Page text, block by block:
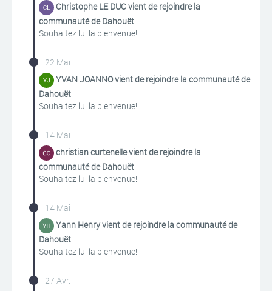
Christophe LE DUC vient de rejoindre la
communauté de Dahouët
Souhaitez lui la bienvenue!
22 Mai
YVAN JOANNO vient de rejoindre la communauté de
Dahouët
Souhaitez lui la bienvenue!
14 Mai
christian curtenelle vient de rejoindre la
communauté de Dahouët
Souhaitez lui la bienvenue!
14 Mai
Yann Henry vient de rejoindre la communauté de
Dahouët
Souhaitez lui la bienvenue!
27 Avr.